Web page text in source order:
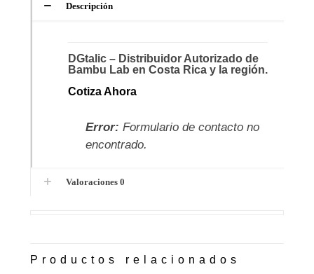
Descripción
DGtalic – Distribuidor Autorizado de
Bambu Lab en Costa Rica y la región.
Cotiza Ahora
Error: Formulario de contacto no
encontrado.
Valoraciones 0
Productos relacionados